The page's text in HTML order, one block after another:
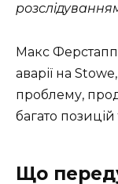
Макс
аварії на
проблему,
багато
Що